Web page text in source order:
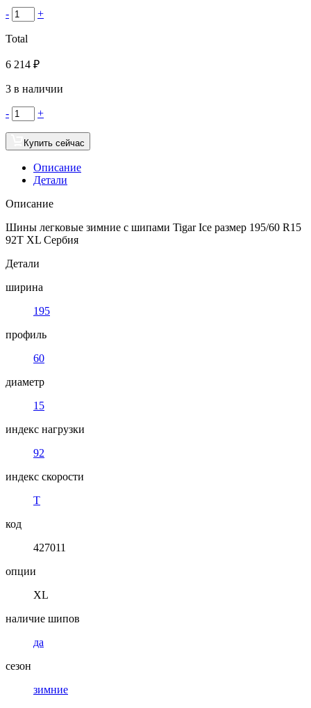
- +
Total
6 214 ₽
3 в наличии
- +
Купить сейчас
Описание
Детали
Описание
Шины легковые зимние с шипами Tigar Ice размер 195/60 R15
92T XL Сербия
Детали
ширина
195
профиль
60
диаметр
15
индекс нагрузки
92
индекс скорости
T
код
427011
опции
XL
наличие шипов
да
сезон
зимние